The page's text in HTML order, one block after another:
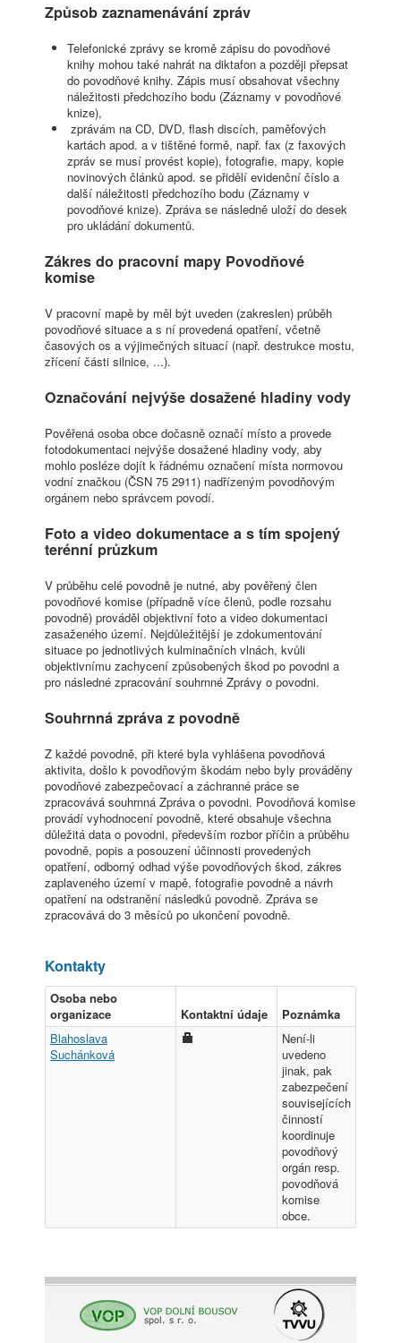
Způsob zaznamenávání zpráv
Telefonické zprávy se kromě zápisu do povodňové
knihy mohou také nahrát na diktafon a později přepsat
do povodňové knihy. Zápis musí obsahovat všechny
náležitosti předchozího bodu (Záznamy v povodňové
knize),
zprávám na CD, DVD, flash discích, paměťových
kartách apod. a v tištěné formě, např. fax (z faxových
zpráv se musí provést kopie), fotografie, mapy, kopie
novinových článků apod. se přidělí evidenční číslo a
další náležitosti předchozího bodu (Záznamy v
povodňové knize). Zpráva se následně uloží do desek
pro ukládání dokumentů.
Zákres do pracovní mapy Povodňové
komise
V pracovní mapě by měl být uveden (zakreslen) průběh
povodňové situace a s ní provedená opatření, včetně
časových os a výjimečných situací (např. destrukce mostu,
zřícení části silnice, ...).
Označování nejvýše dosažené hladiny vody
Pověřená osoba obce dočasně označí místo a provede
fotodokumentaci nejvýše dosažené hladiny vody, aby
mohlo posléze dojít k řádnému označení místa normovou
vodní značkou (ČSN 75 2911) nadřízeným povodňovým
orgánem nebo správcem povodí.
Foto a video dokumentace a s tím spojený
terénní průzkum
V průběhu celé povodně je nutné, aby pověřený člen
povodňové komise (případně více členů, podle rozsahu
povodně) prováděl objektivní foto a video dokumentaci
zasaženého území. Nejdůležitější je zdokumentování
situace po jednotlivých kulminačních vlnách, kvůli
objektivnímu zachycení způsobených škod po povodni a
pro následné zpracování souhrnné Zprávy o povodni.
Souhrnná zpráva z povodně
Z každé povodně, při které byla vyhlášena povodňová
aktivita, došlo k povodňovým škodám nebo byly prováděny
povodňové zabezpečovací a záchranné práce se
zpracovává souhrnná Zpráva o povodni. Povodňová komise
provádí vyhodnocení povodně, které obsahuje všechna
důležitá data o povodni, především rozbor příčin a průběhu
povodně, popis a posouzení účinnosti provedených
opatření, odborný odhad výše povodňových škod, zákres
zaplaveného území v mapě, fotografie povodně a návrh
opatření na odstranění následků povodně. Zpráva se
zpracovává do 3 měsíců po ukončení povodně.
Kontakty
Osoba nebo
organizace
Kontaktní údaje
Poznámka
Blahoslava
Suchánková
Není-li
uvedeno
jinak, pak
zabezpečení
souvisejících
činností
koordinuje
povodňový
orgán resp.
povodňová
komise
obce.